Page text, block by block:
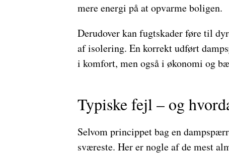
mere energi på at opvarme boligen.
Derudover kan fugtskader føre til
af isolering. En korrekt udført
i komfort, men også i økonomi og
Typiske fejl – og
Selvom princippet bag en
sværeste. Her er nogle af de mest